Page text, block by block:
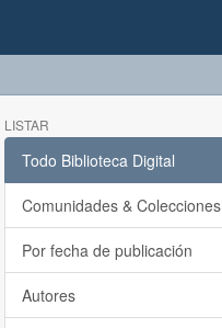
LISTAR
Todo Biblioteca Digital
Comunidades & Colecciones
Por fecha de publicación
Autores